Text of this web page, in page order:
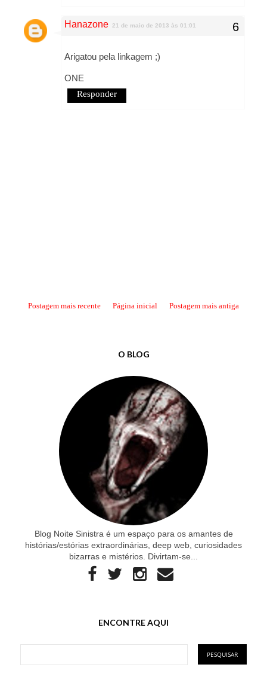
Hanazone 21 de maio de 2013 às 01:01
Arigatou pela linkagem ;)
ONE
Responder
Postagem mais recente Postagem mais antiga
Página inicial
O BLOG
Blog Noite Sinistra é um espaço para os amantes de
histórias/estórias extraordinárias, deep web, curiosidades
bizarras e mistérios. Divirtam-se...
ENCONTRE AQUI